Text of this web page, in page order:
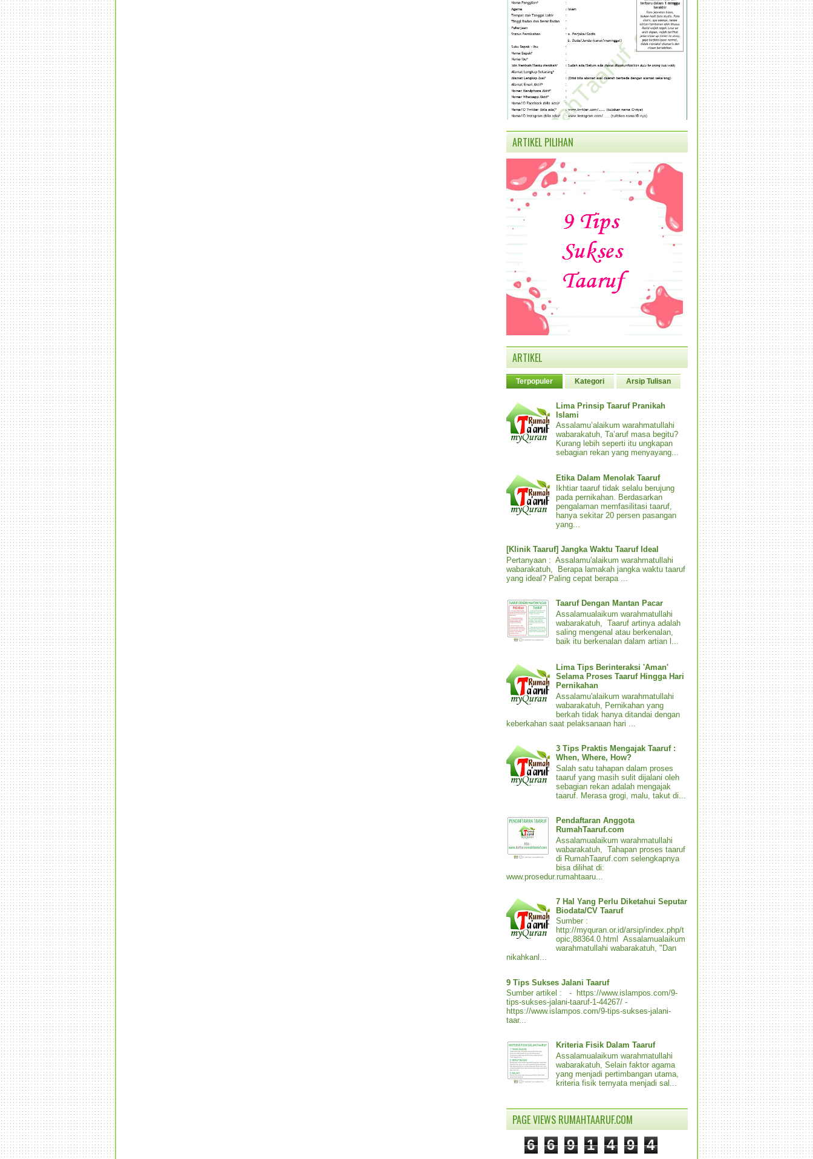
ARTIKEL PILIHAN
ARTIKEL
Terpopuler Kategori Arsip Tulisan
Lima Prinsip Taaruf Pranikah
Islami
Assalamu’alaikum warahmatullahi
wabarakatuh, Ta’aruf masa begitu?
Kurang lebih seperti itu ungkapan
sebagian rekan yang menyayang...
Etika Dalam Menolak Taaruf
Ikhtiar taaruf tidak selalu berujung
pada pernikahan. Berdasarkan
pengalaman memfasilitasi taaruf,
hanya sekitar 20 persen pasangan
yang...
[Klinik Taaruf] Jangka Waktu Taaruf Ideal
Pertanyaan : Assalamu'alaikum warahmatullahi
wabarakatuh, Berapa lamakah jangka waktu taaruf
yang ideal? Paling cepat berapa ...
Taaruf Dengan Mantan Pacar
Assalamualaikum warahmatullahi
wabarakatuh, Taaruf artinya adalah
saling mengenal atau berkenalan,
baik itu berkenalan dalam artian l...
Lima Tips Berinteraksi 'Aman'
Selama Proses Taaruf Hingga Hari
Pernikahan
Assalamu'alaikum warahmatullahi
wabarakatuh, Pernikahan yang
berkah tidak hanya ditandai dengan
keberkahan saat pelaksanaan hari ...
3 Tips Praktis Mengajak Taaruf :
When, Where, How?
Salah satu tahapan dalam proses
taaruf yang masih sulit dijalani oleh
sebagian rekan adalah mengajak
taaruf. Merasa grogi, malu, takut di...
Pendaftaran Anggota
RumahTaaruf.com
Assalamualaikum warahmatullahi
wabarakatuh, Tahapan proses taaruf
di RumahTaaruf.com selengkapnya
bisa dilihat di:
www.prosedur.rumahtaaru...
7 Hal Yang Perlu Diketahui Seputar
Biodata/CV Taaruf
Sumber :
http://myquran.or.id/arsip/index.php/t
opic,88364.0.html Assalamualaikum
warahmatullahi wabarakatuh, "Dan
nikahkanl...
9 Tips Sukses Jalani Taaruf
Sumber artikel : - https://www.islampos.com/9-
tips-sukses-jalani-taaruf-1-44267/ -
https://www.islampos.com/9-tips-sukses-jalani-
taar...
Kriteria Fisik Dalam Taaruf
Assalamualaikum warahmatullahi
wabarakatuh, Selain faktor agama
yang menjadi pertimbangan utama,
kriteria fisik ternyata menjadi sal...
PAGE VIEWS RUMAHTAARUF.COM
6 6 9 1 4 9 4